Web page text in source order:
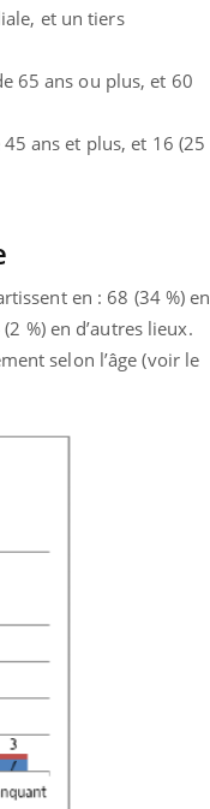
et un tiers
65 ans ou plus, et 60
ans et plus, et 16 (25
en : 68 (34 %) en
%) en d’autres lieux.
selon l’âge (voir le